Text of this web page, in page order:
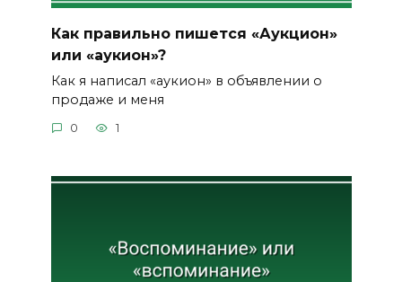
Как правильно пишется «Аукцион»
или «аукион»?
Как я написал «аукион» в объявлении о
продаже и меня
0 1